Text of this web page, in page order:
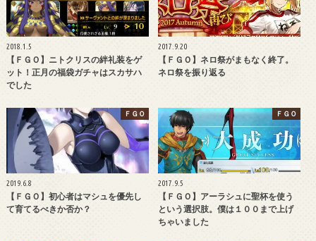
2018.1.5
【ＦＧＯ】ニトクリスの絆礼装をゲ
ット！正月の福袋ガチャはスカサハ
でした
2017.9.20
【ＦＧＯ】ネロ祭がまもなく終了。
ネロ祭を振り返る
ＦＧＯ
2019.6.8
【ＦＧＯ】初心者はマシュを優先し
て育てるべきか否か？
ＦＧＯ
2017.9.5
【ＦＧＯ】アーラシュに聖杯を使う
という選択肢。僕は１００まで上げ
ちゃいました